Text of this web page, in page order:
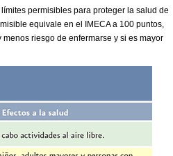
permisibles para proteger la salud de
equivale en el IMECA a 100 puntos,
riesgo de enfermarse y si es mayor